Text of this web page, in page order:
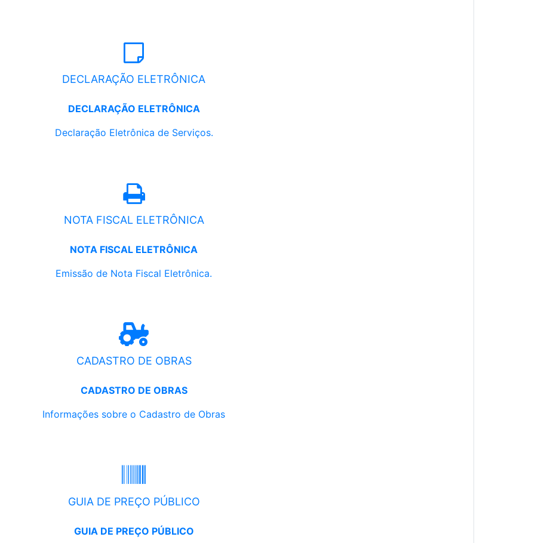
DECLARAÇÃO ELETRÔNICA
DECLARAÇÃO ELETRÔNICA
Declaração Eletrônica de Serviços.
NOTA FISCAL ELETRÔNICA
NOTA FISCAL ELETRÔNICA
Emissão de Nota Fiscal Eletrônica.
CADASTRO DE OBRAS
CADASTRO DE OBRAS
Informações sobre o Cadastro de Obras
GUIA DE PREÇO PÚBLICO
GUIA DE PREÇO PÚBLICO